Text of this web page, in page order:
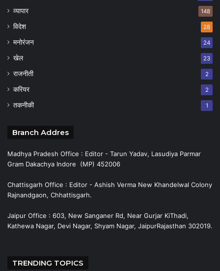
व्यापार 148
विदेश 28
मनोरंजन 24
खेल 23
राजनीती 2
करियर 2
तकनीकी 1
Branch Addres
Madhya Pradesh Office : Editor - Tarun Yadav, Lasudiya Parmar
Gram Dakachya Indore (MP) 452006
Chattisgarh Office : Editor - Ashish Verma New Khandelwal Colony
Rajnandgaon, Chhattisgarh.
Jaipur Office : 603, New Sanganer Rd, Near Gurjar KiThadi,
Kathewa Nagar, Devi Nagar, Shyam Nagar, JaipurRajasthan 302019.
TRENDING TOPICS